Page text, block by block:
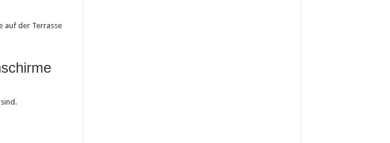
auf der Terrasse